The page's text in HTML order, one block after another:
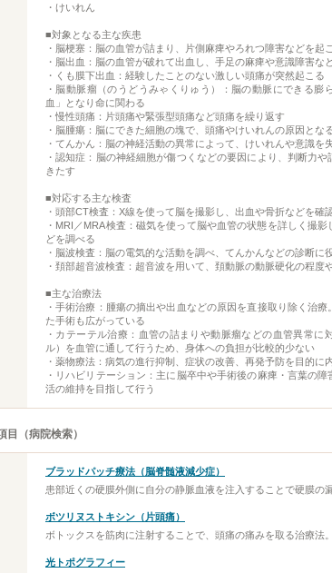
・けいれん
■対象となる主な疾患
・脳梗塞：脳の血管が詰まり、片側麻痺やろれつ障害などを起
・脳出血：脳の血管が破れて出血し、手足の麻痺や意識障害な
・くも膜下出血：経験したことのない激しい頭痛が突然起こる
・脳動脈瘤（のうどうみゃくりゅう）：脳の動脈にできる膨
血」となり命に関わる
・慢性頭痛：片頭痛や緊張型頭痛など頭痛を繰り返す
・脳腫瘍：脳にできた細胞の塊で、頭痛やけいれんの原因とな
・てんかん：脳の神経活動の異常によって、けいれんや意識を
・認知症：脳の神経細胞が傷つくなどの要因により、判断力
きたす
■対応する主な検査
・頭部CT検査：X線を使って脳を撮影し、出血や骨折などを確
・MRI／MRA検査：磁気を使って脳や血管の状態を詳しく撮
どを調べる
・脳波検査：脳の電気的な活動を調べ、てんかんなどの診断に
・頚部超音波検査：超音波を用いて、頚動脈の動脈硬化の程度
■主な治療法
・手術治療：腫瘍の摘出や出血などの原因を直接取り除く治
た手術も広がっている
・カテーテル治療：血管の詰まりや動脈瘤などの血管異常に
ル）を血管に通して行うため、身体への負担が比較的少ない
・薬物療法：病気の進行抑制、症状の改善、再発予防を目的に
・リハビリテーション：主に脳卒中や手術後の麻痺・言葉の
活の維持を目指して行う
目（病院検索）
ブラッドパッチ療法（脳脊髄液減少症）
患部近くの硬膜外側に自分の静脈血液を注入することで硬膜の
ボツリヌストキシン（片頭痛）
ボトックスを筋肉に注射することで、頭痛の痛みを取る治療法
光トポグラフィー